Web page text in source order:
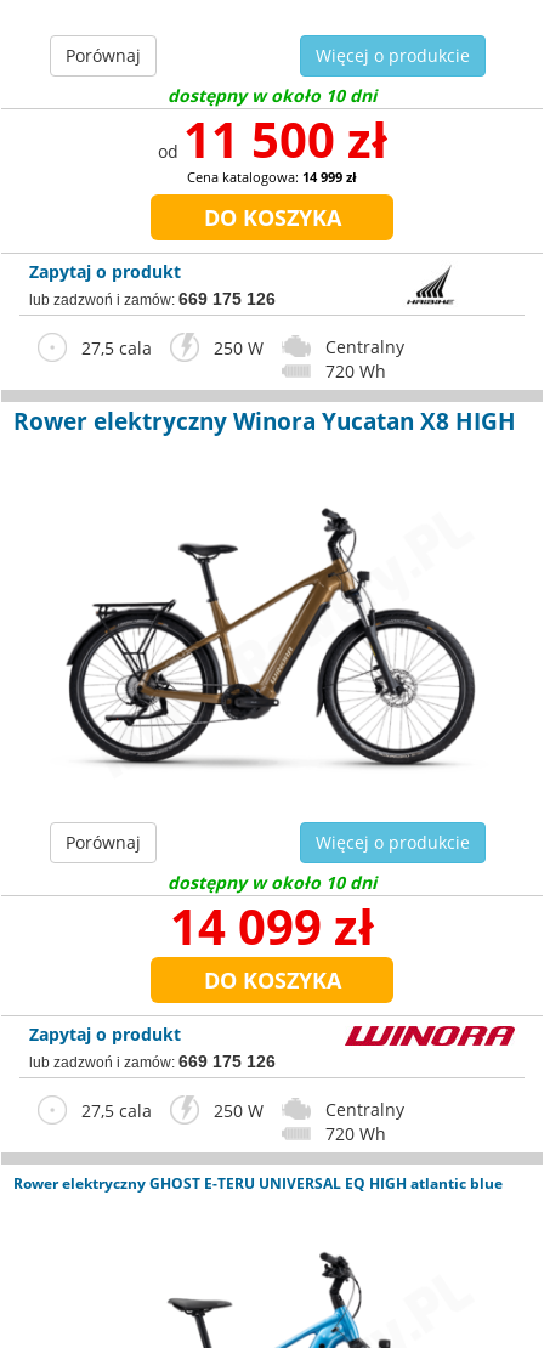
Porównaj
Więcej o produkcie
dostępny w około 10 dni
od 11 500 zł
Cena katalogowa: 14 999 zł
Zapytaj o produkt
lub zadzwoń i zamów: 669 175 126
27,5 cala 250 W
Centralny
720 Wh
Rower elektryczny Winora Yucatan X8 HIGH
Porównaj
Więcej o produkcie
dostępny w około 10 dni
14 099 zł
Zapytaj o produkt
lub zadzwoń i zamów: 669 175 126
27,5 cala 250 W
Centralny
720 Wh
Rower elektryczny GHOST E-TERU UNIVERSAL EQ HIGH atlantic blue